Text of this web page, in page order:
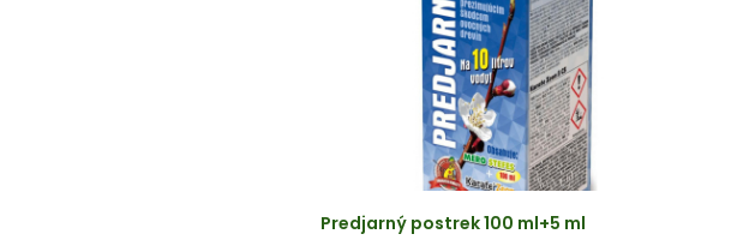
Predjarný postrek 100 ml+5 ml